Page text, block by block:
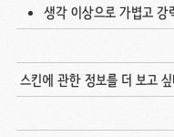
생각 이상으로 가볍고 강
스킨에 관한 정보를 더 보고